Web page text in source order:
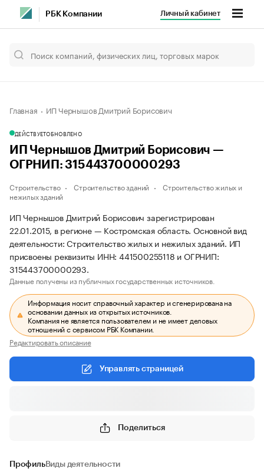
РБК Компании Личный кабинет
Главная ИП Чернышов Дмитрий Борисович
ДЕЙСТВУЕТОБНОВЛЕНО
ИП Чернышов Дмитрий Борисович —
ОГРНИП: 315443700000293
Строительство Строительство зданий
Строительство жилых и
нежилых зданий
ИП Чернышов Дмитрий Борисович зарегистрирован
22.01.2015, в регионе — Костромская область. Основной вид
деятельности: Строительство жилых и нежилых зданий. ИП
присвоены реквизиты ИНН: 441500255118 и ОГРНИП:
315443700000293.
Данные получены из публичных государственных источников.
Информация носит справочный характер и сгенерирована на
основании данных из открытых источников.
Компания не является пользователем и не имеет деловых
отношений с сервисом РБК Компании.
Редактировать описание
Управлять страницей
Поделиться
ПрофильВиды деятельности